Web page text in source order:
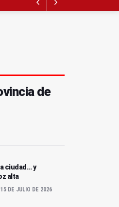
de
ciudad... y
alta
DE JULIO DE 2026